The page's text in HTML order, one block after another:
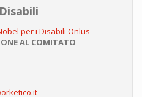
AL COMITATO